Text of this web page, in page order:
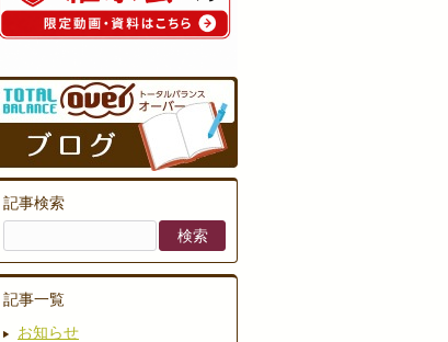
記事検索
記事一覧
お知らせ